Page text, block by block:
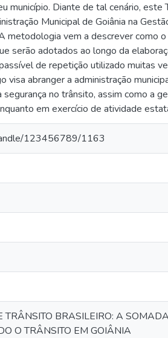
município. Diante de tal cenário, este
Municipal de Goiânia na
metodologia vem a descrever como
serão adotados ao longo da
de repetição utilizado muitas
abranger a administração
segurança no trânsito, assim como a
em exercício de atividade
123456789/1163
TRÂNSITO BRASILEIRO: A
O TRÂNSITO EM GOIÂNIA